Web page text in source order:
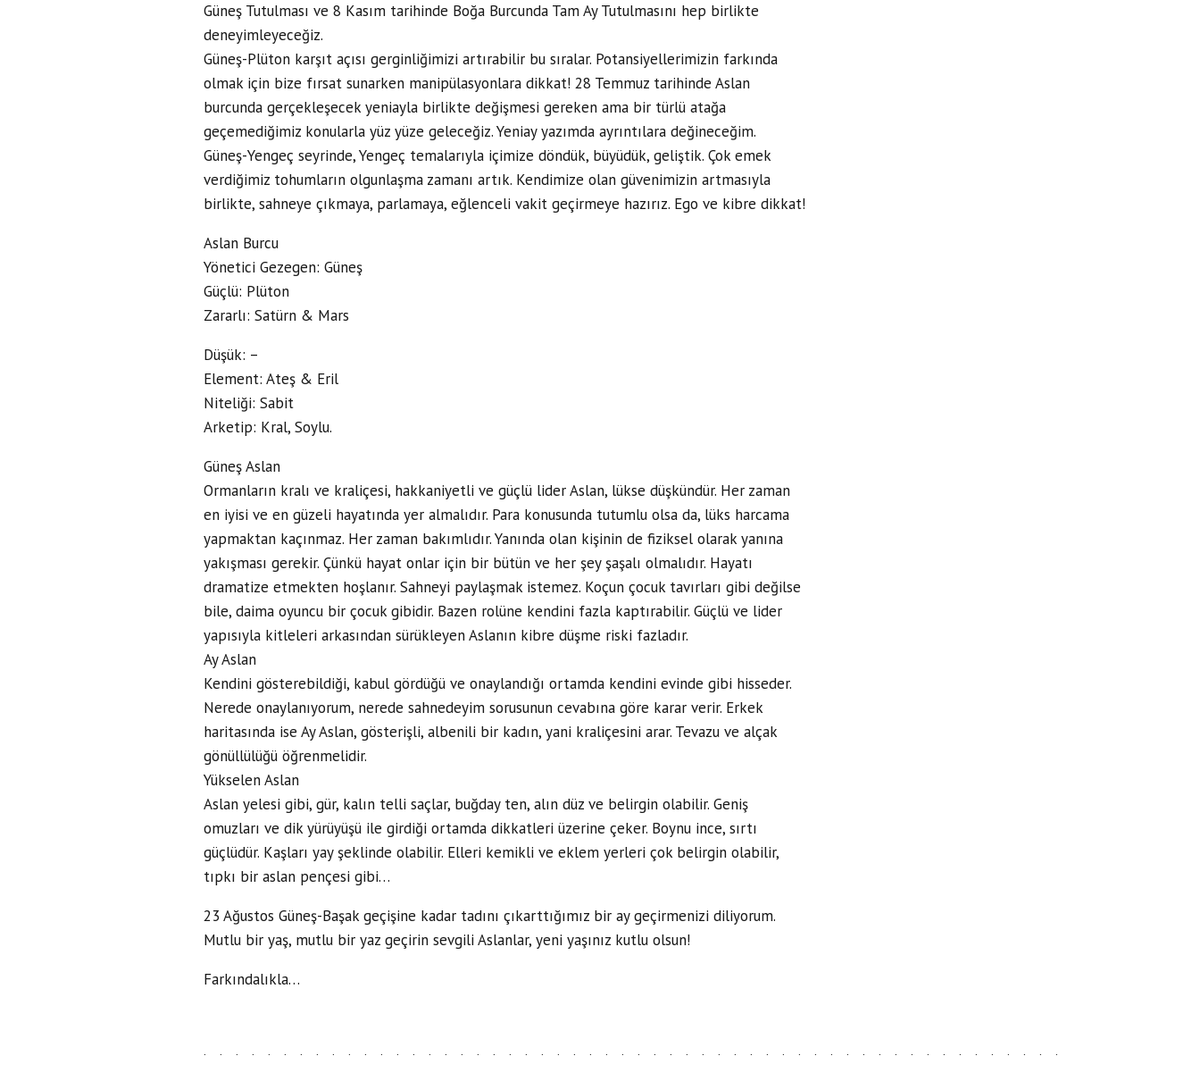
Güneş Tutulması ve 8 Kasım tarihinde Boğa Burcunda Tam Ay Tutulmasını hep birlikte
deneyimleyeceğiz.
Güneş-Plüton karşıt açısı gerginliğimizi artırabilir bu sıralar. Potansiyellerimizin farkında
olmak için bize fırsat sunarken manipülasyonlara dikkat! 28 Temmuz tarihinde Aslan
burcunda gerçekleşecek yeniayla birlikte değişmesi gereken ama bir türlü atağa
geçemediğimiz konularla yüz yüze geleceğiz. Yeniay yazımda ayrıntılara değineceğim.
Güneş-Yengeç seyrinde, Yengeç temalarıyla içimize döndük, büyüdük, geliştik. Çok emek
verdiğimiz tohumların olgunlaşma zamanı artık. Kendimize olan güvenimizin artmasıyla
birlikte, sahneye çıkmaya, parlamaya, eğlenceli vakit geçirmeye hazırız. Ego ve kibre dikkat!
Aslan Burcu
Yönetici Gezegen: Güneş
Güçlü: Plüton
Zararlı: Satürn & Mars
Düşük: –
Element: Ateş & Eril
Niteliği: Sabit
Arketip: Kral, Soylu.
Güneş Aslan
Ormanların kralı ve kraliçesi, hakkaniyetli ve güçlü lider Aslan, lükse düşkündür. Her zaman
en iyisi ve en güzeli hayatında yer almalıdır. Para konusunda tutumlu olsa da, lüks harcama
yapmaktan kaçınmaz. Her zaman bakımlıdır. Yanında olan kişinin de fiziksel olarak yanına
yakışması gerekir. Çünkü hayat onlar için bir bütün ve her şey şaşalı olmalıdır. Hayatı
dramatize etmekten hoşlanır. Sahneyi paylaşmak istemez. Koçun çocuk tavırları gibi değilse
bile, daima oyuncu bir çocuk gibidir. Bazen rolüne kendini fazla kaptırabilir. Güçlü ve lider
yapısıyla kitleleri arkasından sürükleyen Aslanın kibre düşme riski fazladır.
Ay Aslan
Kendini gösterebildiği, kabul gördüğü ve onaylandığı ortamda kendini evinde gibi hisseder.
Nerede onaylanıyorum, nerede sahnedeyim sorusunun cevabına göre karar verir. Erkek
haritasında ise Ay Aslan, gösterişli, albenili bir kadın, yani kraliçesini arar. Tevazu ve alçak
gönüllülüğü öğrenmelidir.
Yükselen Aslan
Aslan yelesi gibi, gür, kalın telli saçlar, buğday ten, alın düz ve belirgin olabilir. Geniş
omuzları ve dik yürüyüşü ile girdiği ortamda dikkatleri üzerine çeker. Boynu ince, sırtı
güçlüdür. Kaşları yay şeklinde olabilir. Elleri kemikli ve eklem yerleri çok belirgin olabilir,
tıpkı bir aslan pençesi gibi…
23 Ağustos Güneş-Başak geçişine kadar tadını çıkarttığımız bir ay geçirmenizi diliyorum.
Mutlu bir yaş, mutlu bir yaz geçirin sevgili Aslanlar, yeni yaşınız kutlu olsun!
Farkındalıkla…